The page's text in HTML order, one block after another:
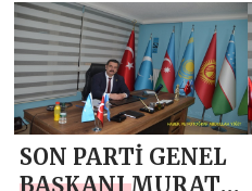
BERAT KANDİLİ
MESAJI
SON PARTİ GENEL
BAŞKANI MURAT